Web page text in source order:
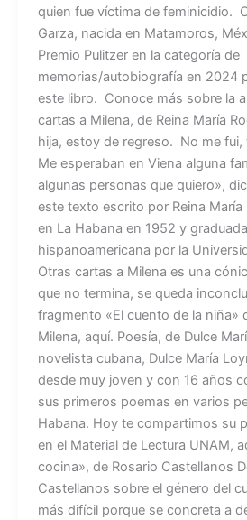
quien fue víctima de feminicidio.
Garza, nacida en Matamoros,
Premio Pulitzer en la categoría de
memorias/autobiografía en 2024
este libro. Conoce más sobre la
cartas a Milena, de Reina María
hija, estoy de regreso. No me fui,
Me esperaban en Viena alguna
algunas personas que quiero»,
este texto escrito por Reina María
en La Habana en 1952 y
hispanoamericana por la
Otras cartas a Milena es una
que no termina, se queda
fragmento «El cuento de la niña»
Milena, aquí. Poesía, de Dulce
novelista cubana, Dulce María
desde muy joven y con 16 años
sus primeros poemas en varios
Habana. Hoy te compartimos su
en el Material de Lectura UNAM,
cocina», de Rosario Castellanos
Castellanos sobre el género del
más difícil porque se concreta a